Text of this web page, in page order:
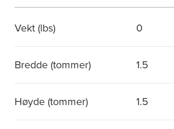
Vekt (lbs) 0
Bredde (tommer) 1.5
Høyde (tommer) 1.5